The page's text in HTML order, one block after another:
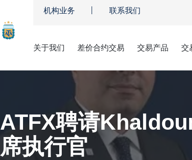
机构业务 联系我们
关于我们 差价合约交易 交易产品 交
ATFX聘请
席执行官